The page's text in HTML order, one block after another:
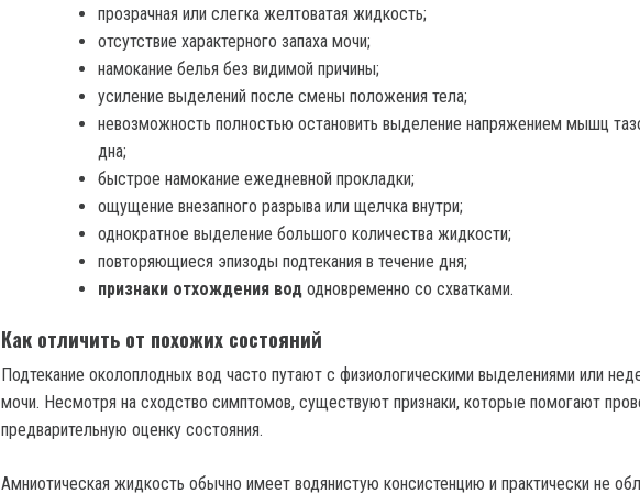
прозрачная или слегка желтоватая жидкость;
отсутствие характерного запаха мочи;
намокание белья без видимой причины;
усиление выделений после смены положения тела;
невозможность полностью остановить выделение напряжением мышц
дна;
быстрое намокание ежедневной прокладки;
ощущение внезапного разрыва или щелчка внутри;
однократное выделение большого количества жидкости;
повторяющиеся эпизоды подтекания в течение дня;
признаки отхождения вод одновременно со схватками.
Как отличить от похожих состояний
Подтекание околоплодных вод часто путают с физиологическими выделениями или
мочи. Несмотря на сходство симптомов, существуют признаки, которые помогают
предварительную оценку состояния.
Амниотическая жидкость обычно имеет водянистую консистенцию и практически не